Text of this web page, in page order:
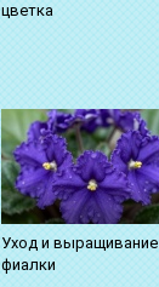
цветка
Уход и выращивание
фиалки